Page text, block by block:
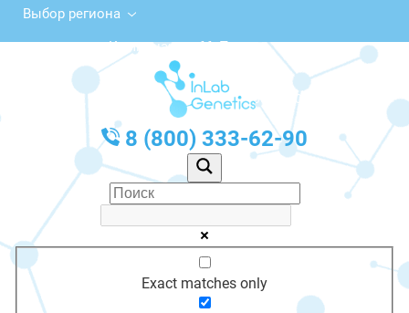
Выбор региона
ул. Коммунаров, 66, Плавск
с 10:00 до 20:00
График работы: Пн-Пт с 10:00 до 20:00
8 (800) 333-62-90
Exact matches only